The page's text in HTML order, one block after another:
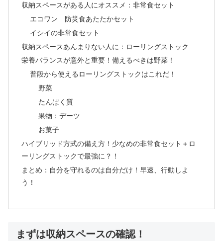
収納スペースがある人にオススメ：非常食セット
エコワン 防災食あたたかセット
イシイの非常食セット
収納スペースあんまりない人に：ローリングストック
栄養バランスが意外と重要！備えるべきは野菜！
普段から使えるローリングストックはこれだ！
野菜
たんぱく質
果物：デーツ
お菓子
ハイブリッド方式の備え方！少なめの非常食セット＋ロ
ーリングストックで最強に？！
まとめ：自分を守れるのは自分だけ！早速、行動しよ
う！
まずは収納スペースの確認！